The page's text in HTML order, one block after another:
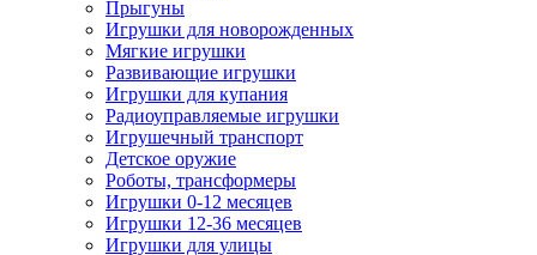
Прыгуны
Игрушки для новорожденных
Мягкие игрушки
Развивающие игрушки
Игрушки для купания
Радиоуправляемые игрушки
Игрушечный транспорт
Детское оружие
Роботы, трансформеры
Игрушки 0-12 месяцев
Игрушки 12-36 месяцев
Игрушки для улицы